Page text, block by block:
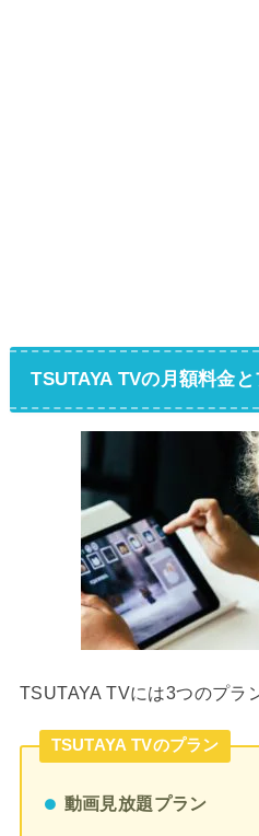
TSUTAYA TVの月額料金
TSUTAYA TVには3つのプラ
TSUTAYA TVのプラン
動画見放題プラン